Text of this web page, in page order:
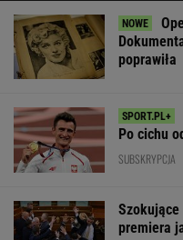
poprawiła
Po cichu
SUBSKRYPCJA
premiera